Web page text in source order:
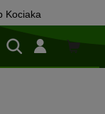
Kociaka
Sklep